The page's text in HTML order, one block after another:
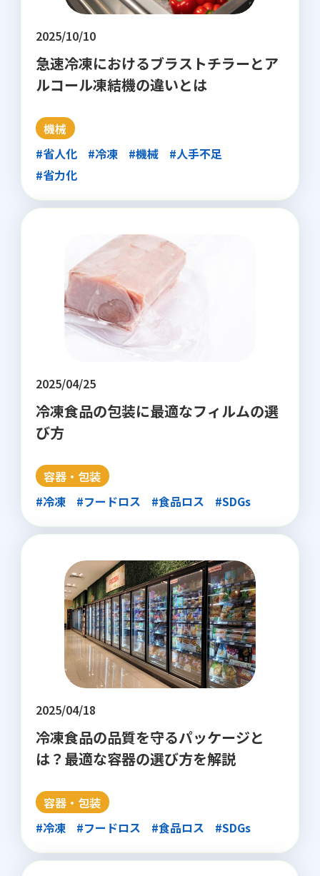
2025/10/10
急速冷凍におけるブラストチラーとア
ルコール凍結機の違いとは
機械
#省人化
#冷凍 #機械
#人手不足
#省力化
2025/04/25
冷凍食品の包装に最適なフィルムの選
び方
容器・包装
#冷凍
#フードロス #食品ロス #SDGs
2025/04/18
冷凍食品の品質を守るパッケージと
は？最適な容器の選び方を解説
容器・包装
#冷凍
#フードロス #食品ロス #SDGs